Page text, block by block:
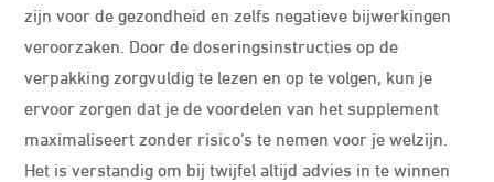
zijn voor de gezondheid en zelfs negatieve bijwerkingen
veroorzaken. Door de doseringsinstructies op de
verpakking zorgvuldig te lezen en op te volgen, kun je
ervoor zorgen dat je de voordelen van het supplement
maximaliseert zonder risico’s te nemen voor je welzijn.
Het is verstandig om bij twijfel altijd advies in te winnen